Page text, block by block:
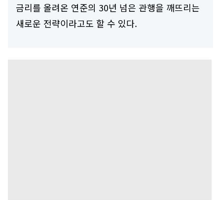
금리를 올려온 연준의 30년 넘은 관행을 깨뜨리는
새로운 전략이라고도 할 수 있다.